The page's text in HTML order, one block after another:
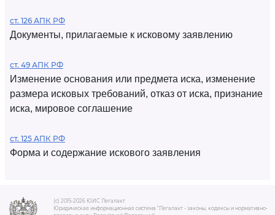
ст. 126 АПК РФ
Документы, прилагаемые к исковому заявлению
ст. 49 АПК РФ
Изменение основания или предмета иска, изменение
размера исковых требований, отказ от иска, признание
иска, мировое соглашение
ст. 125 АПК РФ
Форма и содержание искового заявления
(c) 2015-2026 ЮИС Легалакт
Юридическая информационная система "Легалакт - законы, кодексы и нормативно-